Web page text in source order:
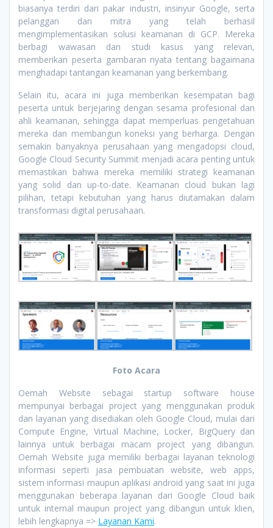
biasanya terdiri dari pakar industri, insinyur Google, serta
pelanggan dan mitra yang telah berhasil
mengimplementasikan solusi keamanan di GCP. Mereka
berbagi wawasan dan studi kasus yang relevan,
memberikan peserta gambaran nyata tentang bagaimana
menghadapi tantangan keamanan yang berkembang.
Selain itu, acara ini juga memberikan kesempatan bagi
peserta untuk berjejaring dengan sesama profesional dan
ahli keamanan, sehingga dapat memperluas pengetahuan
mereka dan membangun koneksi yang berharga. Dengan
semakin banyaknya perusahaan yang mengadopsi cloud,
Google Cloud Security Summit menjadi acara penting untuk
memastikan bahwa mereka memiliki strategi keamanan
yang solid dan up-to-date. Keamanan cloud bukan lagi
pilihan, tetapi kebutuhan yang harus diutamakan dalam
transformasi digital perusahaan.
Foto Acara
Oemah Website sebagai startup software house
mempunyai berbagai project yang menggunakan produk
dan layanan yang disediakan oleh Google Cloud, mulai dari
Compute Engine, Virtual Machine, Locker, BigQuery dan
lainnya untuk berbagai macam project yang dibangun.
Oemah Website juga memiliki berbagai layanan teknologi
informasi seperti jasa pembuatan website, web apps,
sistem informasi maupun aplikasi android yang saat ini juga
menggunakan beberapa layanan dari Google Cloud baik
untuk internal maupun project yang dibangun untuk klien,
lebih lengkapnya => Layanan Kami.